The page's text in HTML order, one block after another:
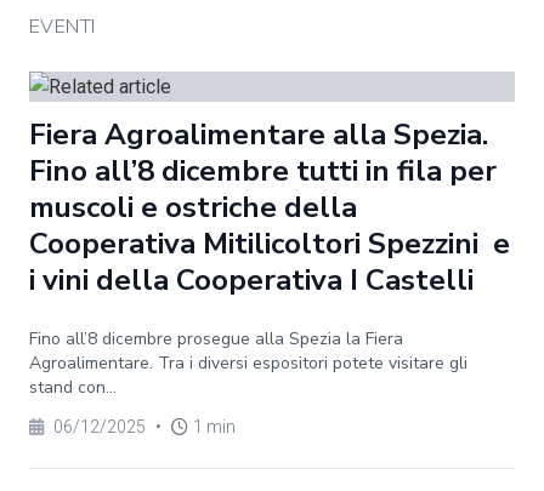
EVENTI
Fiera Agroalimentare alla Spezia.
Fino all’8 dicembre tutti in fila per
muscoli e ostriche della
Cooperativa Mitilicoltori Spezzini e
i vini della Cooperativa I Castelli
Fino all’8 dicembre prosegue alla Spezia la Fiera
Agroalimentare. Tra i diversi espositori potete visitare gli
stand con...
06/12/2025 • 1 min